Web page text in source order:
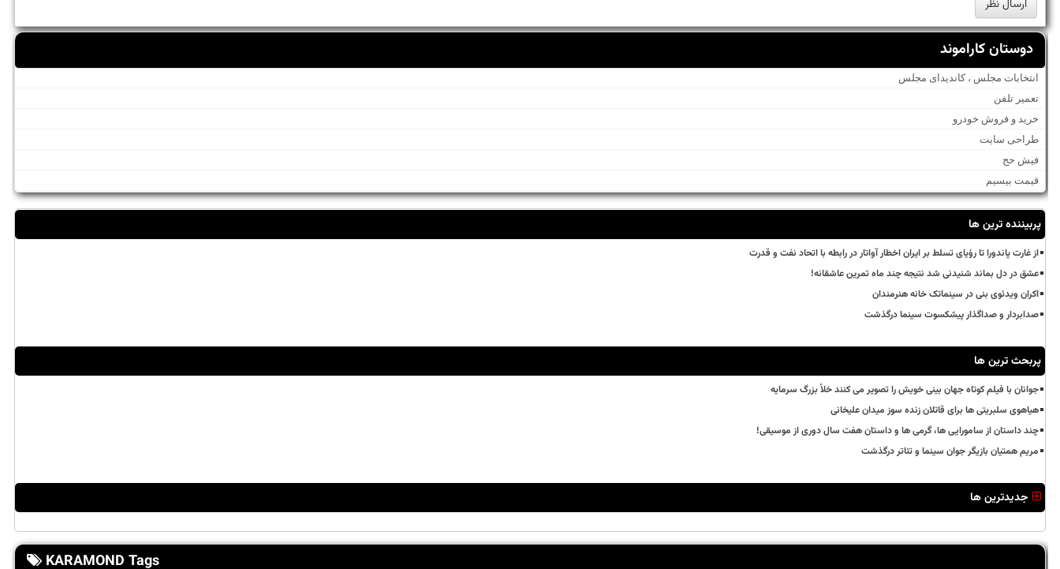
دوستان کاراموند
انتخابات مجلس ، کاندیدای مجلس
تعمیر تلفن
خرید و فروش خودرو
طراحی سایت
فیش حج
قیمت بیسیم
پربیننده ترین ها
از غارت پاندورا تا رؤیای تسلط بر ایران اخطار آواتار در رابطه با اتحاد نفت و قدرت
عشق در دل بماند شنیدنی شد نتیجه چند ماه تمرین عاشقانه!
اکران ویدئوی بنی در سینماتک خانه هنرمندان
صدابردار و صداگذار پیشکسوت سینما درگذشت
پربحث ترین ها
جوانان با فیلم کوتاه جهان بینی خویش را تصویر می کنند خلأ بزرگ سرمایه
هیاهوی سلبریتی ها برای قاتلان زنده سوز میدان علیخانی
چند داستان از سامورایی ها، گرمی ها و داستان هفت سال دوری از موسیقی!
مریم همتیان بازیگر جوان سینما و تئاتر درگذشت
جدیدترین ها
KARAMOND Tags